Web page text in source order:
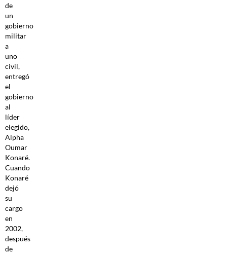
de
un
gobierno
militar
a
uno
civil,
entregó
el
gobierno
al
líder
elegido,
Alpha
Oumar
Konaré.
Cuando
Konaré
dejó
su
cargo
en
2002,
después
de